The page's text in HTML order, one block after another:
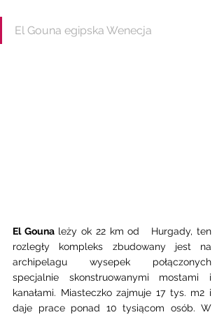
El Gouna egipska Wenecja
El Gouna leży ok 22 km od   Hurgady, ten
rozległy kompleks zbudowany jest na
archipelagu wysepek połączonych
specjalnie skonstruowanymi mostami i
kanałami. Miasteczko zajmuje 17 tys. m2 i
daje prace ponad 10 tysiącom osób. W